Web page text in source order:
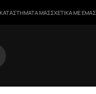
ΜΑΣΣΧΕΤΙΚΆ ΜΕ ΕΜΆΣ